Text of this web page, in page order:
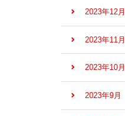
2023年12月
2023年11月
2023年10月
2023年9月